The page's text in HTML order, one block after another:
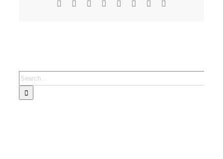
Facebook Reddit LinkedIn
TumblrPinterest
Search
for: